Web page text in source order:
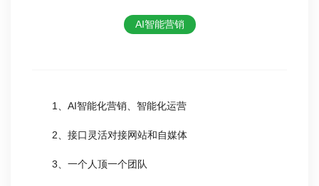
AI智能营销
1、AI智能化营销、智能化运营
2、接口灵活对接网站和自媒体
3、一个人顶一个团队